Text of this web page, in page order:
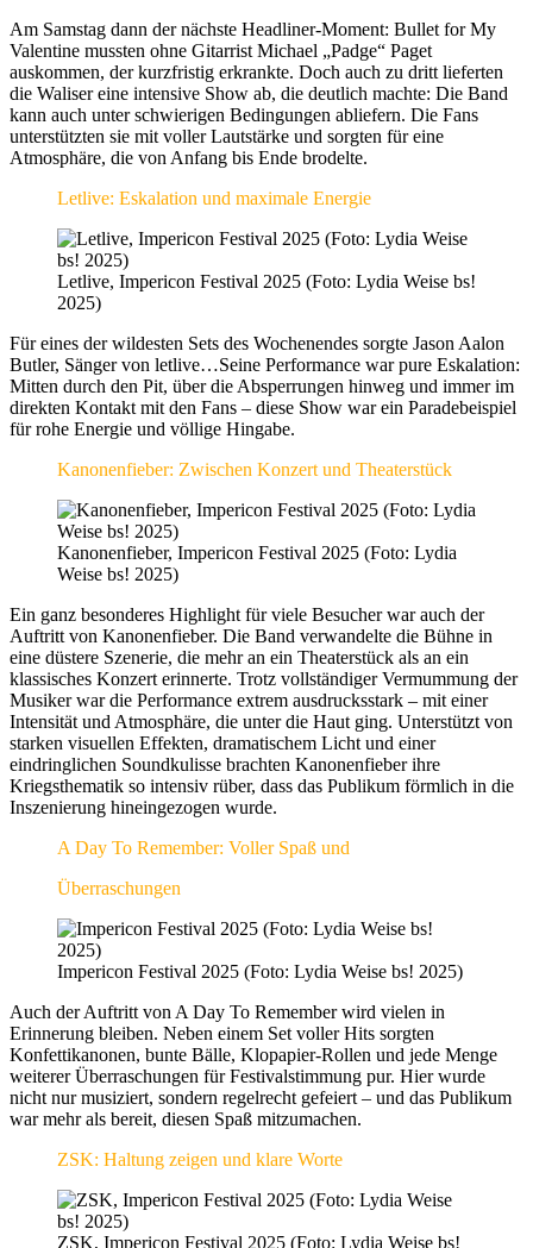
Am Samstag dann der nächste Headliner-Moment: Bullet for My
Valentine mussten ohne Gitarrist Michael „Padge“ Paget
auskommen, der kurzfristig erkrankte. Doch auch zu dritt lieferten
die Waliser eine intensive Show ab, die deutlich machte: Die Band
kann auch unter schwierigen Bedingungen abliefern. Die Fans
unterstützten sie mit voller Lautstärke und sorgten für eine
Atmosphäre, die von Anfang bis Ende brodelte.
Letlive: Eskalation und maximale Energie
Letlive, Impericon Festival 2025 (Foto: Lydia Weise bs!
2025)
Für eines der wildesten Sets des Wochenendes sorgte Jason Aalon
Butler, Sänger von letlive…Seine Performance war pure Eskalation:
Mitten durch den Pit, über die Absperrungen hinweg und immer im
direkten Kontakt mit den Fans – diese Show war ein Paradebeispiel
für rohe Energie und völlige Hingabe.
Kanonenfieber: Zwischen Konzert und Theaterstück
Kanonenfieber, Impericon Festival 2025 (Foto: Lydia
Weise bs! 2025)
Ein ganz besonderes Highlight für viele Besucher war auch der
Auftritt von Kanonenfieber. Die Band verwandelte die Bühne in
eine düstere Szenerie, die mehr an ein Theaterstück als an ein
klassisches Konzert erinnerte. Trotz vollständiger Vermummung der
Musiker war die Performance extrem ausdrucksstark – mit einer
Intensität und Atmosphäre, die unter die Haut ging. Unterstützt von
starken visuellen Effekten, dramatischem Licht und einer
eindringlichen Soundkulisse brachten Kanonenfieber ihre
Kriegsthematik so intensiv rüber, dass das Publikum förmlich in die
Inszenierung hineingezogen wurde.
A Day To Remember: Voller Spaß und
Überraschungen
Impericon Festival 2025 (Foto: Lydia Weise bs! 2025)
Auch der Auftritt von A Day To Remember wird vielen in
Erinnerung bleiben. Neben einem Set voller Hits sorgten
Konfettikanonen, bunte Bälle, Klopapier-Rollen und jede Menge
weiterer Überraschungen für Festivalstimmung pur. Hier wurde
nicht nur musiziert, sondern regelrecht gefeiert – und das Publikum
war mehr als bereit, diesen Spaß mitzumachen.
ZSK: Haltung zeigen und klare Worte
ZSK, Impericon Festival 2025 (Foto: Lydia Weise bs!